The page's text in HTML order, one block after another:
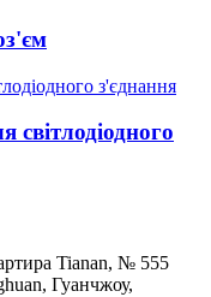
Tianan, № 555
Гуанчжоу,